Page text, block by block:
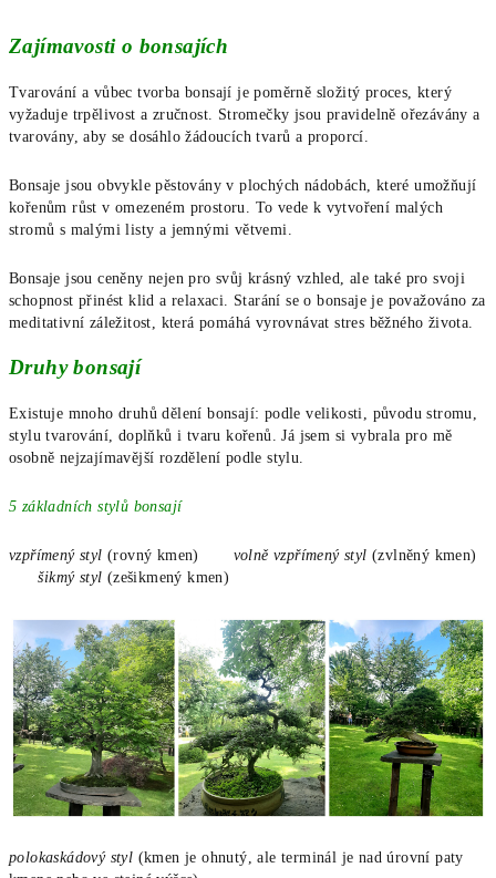
Zajímavosti o bonsajích
Tvarování a vůbec tvorba bonsají je poměrně složitý proces, který
vyžaduje trpělivost a zručnost. Stromečky jsou pravidelně ořezávány a
tvarovány, aby se dosáhlo žádoucích tvarů a proporcí.
Bonsaje jsou obvykle pěstovány v plochých nádobách, které umožňují
kořenům růst v omezeném prostoru. To vede k vytvoření malých
stromů s malými listy a jemnými větvemi.
Bonsaje jsou ceněny nejen pro svůj krásný vzhled, ale také pro svoji
schopnost přinést klid a relaxaci. Starání se o bonsaje je považováno za
meditativní záležitost, která pomáhá vyrovnávat stres běžného života.
Druhy bonsají
Existuje mnoho druhů dělení bonsají: podle velikosti, původu stromu,
stylu tvarování, doplňků i tvaru kořenů. Já jsem si vybrala pro mě
osobně nejzajímavější rozdělení podle stylu.
5 základních stylů bonsají
vzpřímený styl (rovný kmen) volně vzpřímený styl (zvlněný kmen)
šikmý styl (zešikmený kmen)
polokaskádový styl (kmen je ohnutý, ale terminál je nad úrovní paty